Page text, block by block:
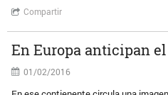
Compartir
En Europa anticipan el
01/02/2016